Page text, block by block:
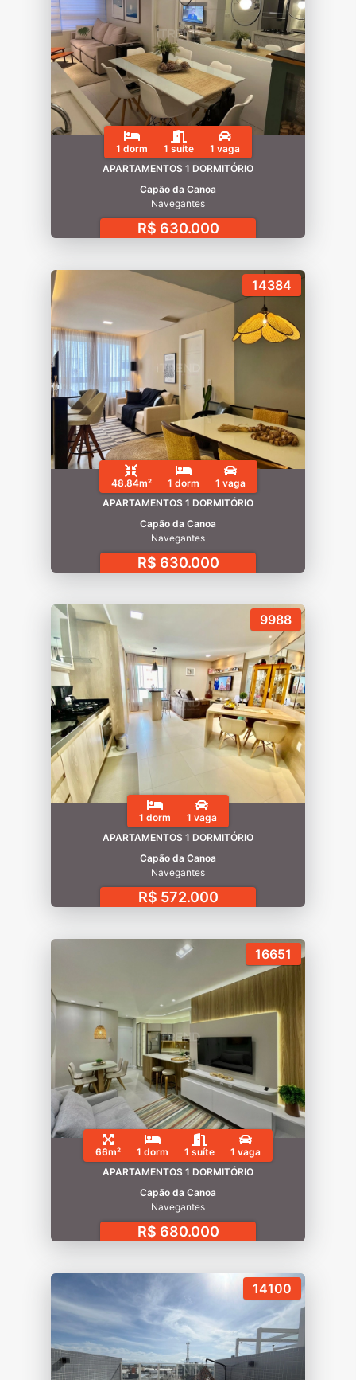
1 dorm 1 suíte
1 vaga
APARTAMENTOS 1 DORMITÓRIO
Capão da Canoa
Navegantes
R$ 630.000
14384
48.84m² 1 dorm
1 vaga
APARTAMENTOS 1 DORMITÓRIO
Capão da Canoa
Navegantes
R$ 630.000
9988
1 dorm
1 vaga
APARTAMENTOS 1 DORMITÓRIO
Capão da Canoa
Navegantes
R$ 572.000
16651
66m² 1 dorm 1 suíte
1 vaga
APARTAMENTOS 1 DORMITÓRIO
Capão da Canoa
Navegantes
R$ 680.000
14100